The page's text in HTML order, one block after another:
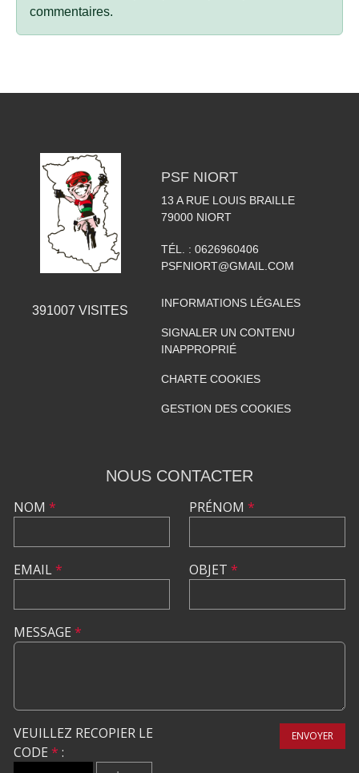
commentaires.
391007 VISITES
PSF NIORT
13 A RUE LOUIS BRAILLE
79000 NIORT
TÉL. : 0626960406
PSFNIORT@GMAIL.COM
INFORMATIONS LÉGALES
SIGNALER UN CONTENU
INAPPROPRIÉ
CHARTE COOKIES
GESTION DES COOKIES
NOUS CONTACTER
NOM *
EMAIL*
PRÉNOM *
OBJET *
MESSAGE *
VEUILLEZ RECOPIER LE
CODE * :
ENVOYER